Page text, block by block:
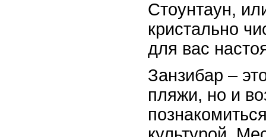
Стоунтаун,
кристально
для вас
Занзибар –
пляжи, но и